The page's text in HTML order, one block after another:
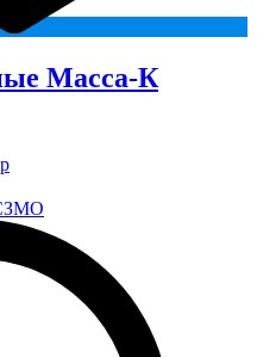
Масса-К